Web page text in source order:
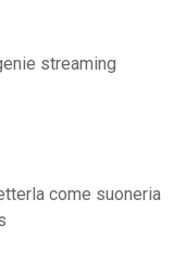
streaming
come suoneria